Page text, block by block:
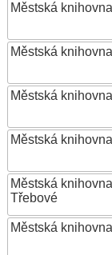
Městská
Městská
Městská
Městská
Městská
Třebové
Městská